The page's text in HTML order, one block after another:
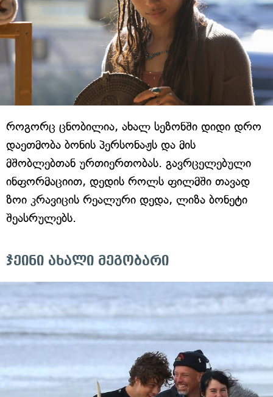
როგორც ცნობილია, ახალ სეზონში დიდი დრო
დაეთმობა ბონის პერსონაჟს და მის
მშობლებთან ურთიერთობას. გავრცელებული
ინფორმაციით, დედის როლს ფილმში თავად
ზოი კრავიცის რეალური დედა, ლიზა ბონეტი
შეასრულებს.
ჯეინი ახალი მეგობარი